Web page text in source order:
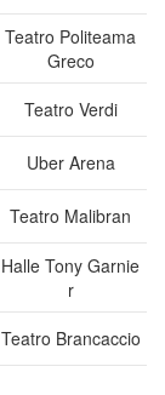
Teatro Politeama
Greco
Teatro Verdi
Uber Arena
Teatro Malibran
Halle Tony Garnie
r
Teatro Brancaccio